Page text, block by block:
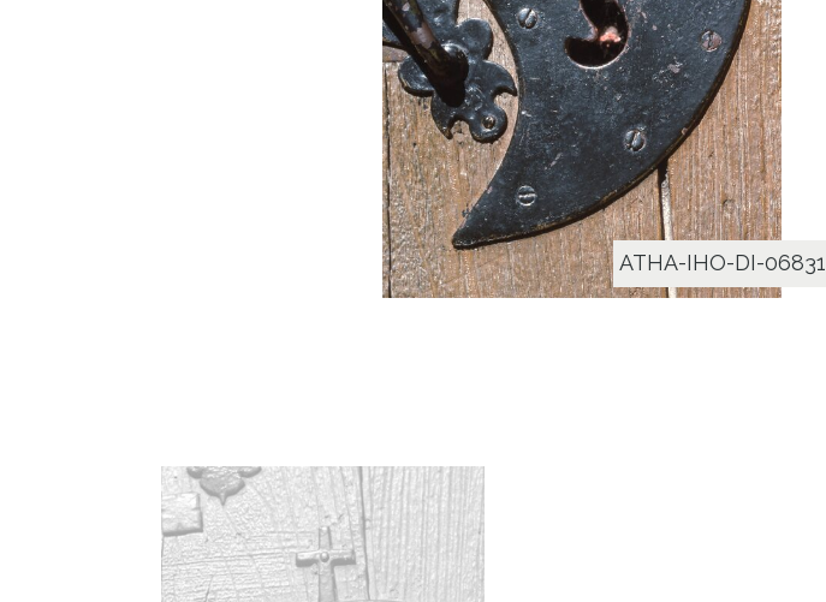
ATHA-IHO-DI-06831